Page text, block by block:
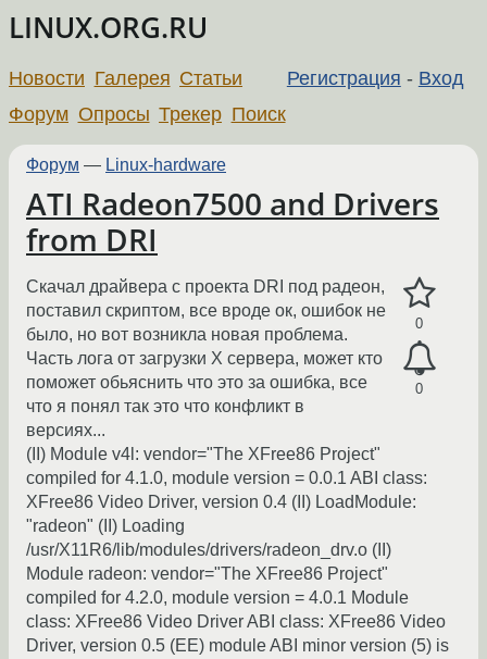
LINUX.ORG.RU
Регистрация - Вход
Новости Галерея Статьи
Форум Опросы Трекер Поиск
Форум — Linux-hardware
ATI Radeon7500 and Drivers
from DRI
0
0
Скачал драйвера с проекта DRI под радеон,
поставил скриптом, все вроде ок, ошибок не
было, но вот возникла новая проблема.
Часть лога от загрузки Х сервера, может кто
поможет обьяснить что это за ошибка, все
что я понял так это что конфликт в
версиях...
(II) Module v4l: vendor="The XFree86 Project"
compiled for 4.1.0, module version = 0.0.1 ABI class:
XFree86 Video Driver, version 0.4 (II) LoadModule:
"radeon" (II) Loading
/usr/X11R6/lib/modules/drivers/radeon_drv.o (II)
Module radeon: vendor="The XFree86 Project"
compiled for 4.2.0, module version = 4.0.1 Module
class: XFree86 Video Driver ABI class: XFree86 Video
Driver, version 0.5 (EE) module ABI minor version (5) is